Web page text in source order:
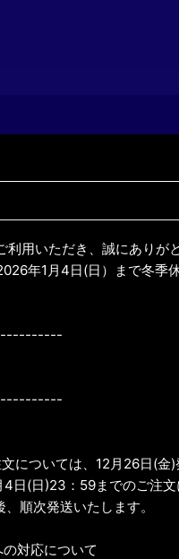
用いただき、誠にありが
年1月4日(日）まで冬季
については、12月26日(金)
日(日)23：59までのご注
順次発送いたします。
対応について